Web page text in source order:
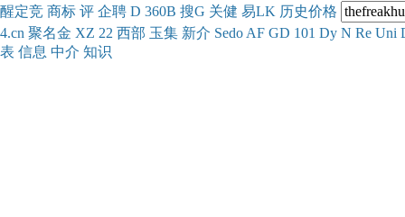
醒定竞 商标 评 企聘 D 360B 搜G 关健 易LK 历史价格
4.cn 聚名金 XZ 22 西部 玉集 新介 Sedo AF GD 101 Dy N Re Uni
表 信息 中介 知识